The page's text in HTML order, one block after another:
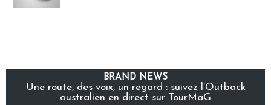
BRAND NEWS
Une route, des voix, un regard : suivez l’Outback
australien en direct sur TourMaG